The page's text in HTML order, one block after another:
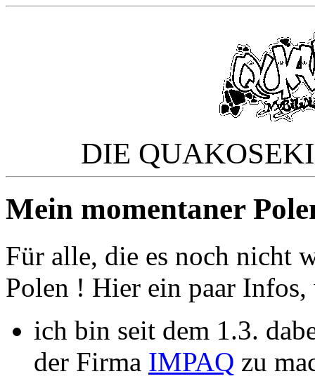
DIE
Mein momentaner
Für alle, die es noch nicht
Polen ! Hier ein paar Infos,
ich bin seit dem 1.3.
der Firma IMPAQ zu